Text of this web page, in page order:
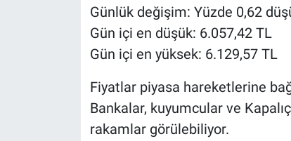
Günlük değişim: Yüzde 0,62
Gün içi en düşük: 6.057,42 TL
Gün içi en yüksek: 6.129,57 TL
Fiyatlar piyasa hareketlerine
Bankalar, kuyumcular ve
rakamlar görülebiliyor.